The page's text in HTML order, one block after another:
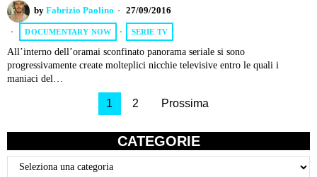
by Fabrizio Paolino 27/09/2016
DOCUMENTARY NOW · SERIE TV
All’interno dell’oramai sconfinato panorama seriale si sono
progressivamente create molteplici nicchie televisive entro le quali i
maniaci del…
1 2 Prossima
CATEGORIE
Categorie